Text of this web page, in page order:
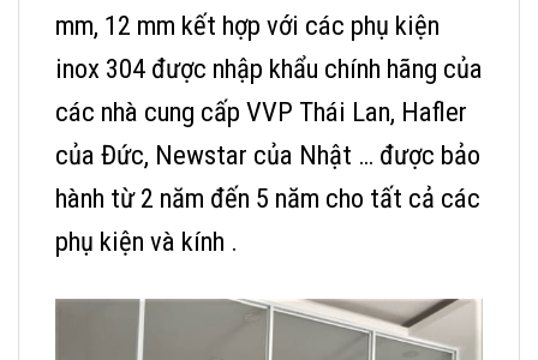
mm, 12 mm kết hợp với các phụ kiện
inox 304 được nhập khẩu chính hãng của
các nhà cung cấp VVP Thái Lan, Hafler
của Đức, Newstar của Nhật … được bảo
hành từ 2 năm đến 5 năm cho tất cả các
phụ kiện và kính .